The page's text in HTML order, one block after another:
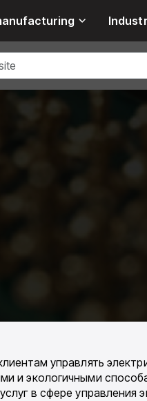
управлять
экологичными
в сфере управления